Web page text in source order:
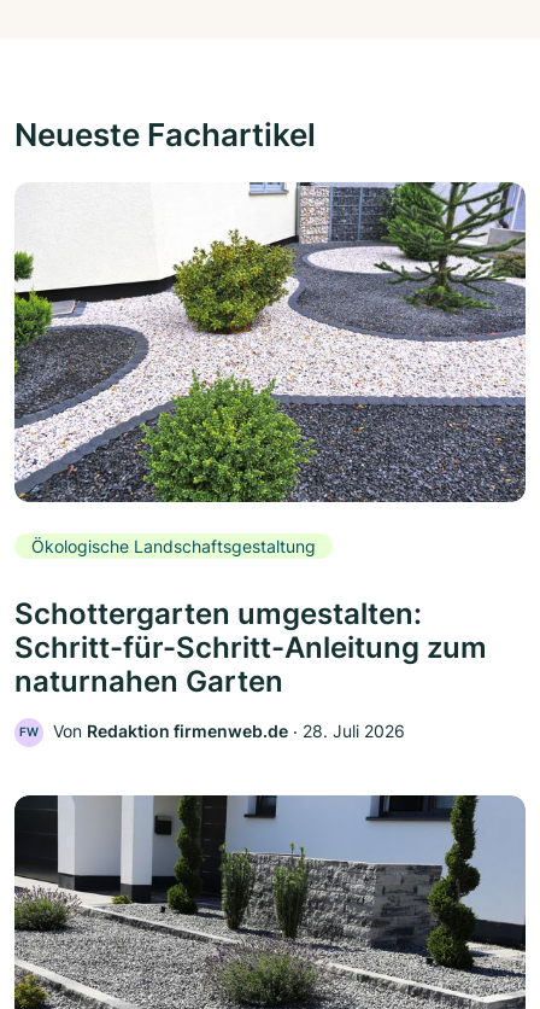
Neueste Fachartikel
Ökologische Landschaftsgestaltung
Schottergarten umgestalten:
Schritt-für-Schritt-Anleitung zum
naturnahen Garten
FW Von Redaktion firmenweb.de ‧ 28. Juli 2026